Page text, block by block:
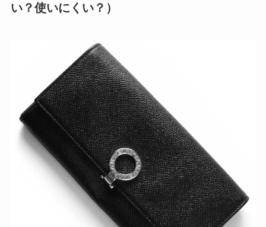
い？使いにくい？）